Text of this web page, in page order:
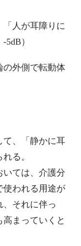
人が耳障りに
）
外側で転動体
て、「静かに耳
る。
ては、介護分
使われる用途が
それに伴っ
まっていくと